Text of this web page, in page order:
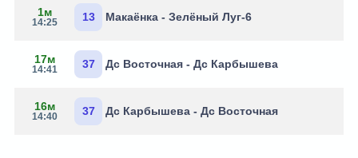
1м
14:25 13 Макаёнка - Зелёный Луг-6
17м
14:41 37 Дс Восточная - Дс Карбышева
16м
14:40 37 Дс Карбышева - Дс Восточная